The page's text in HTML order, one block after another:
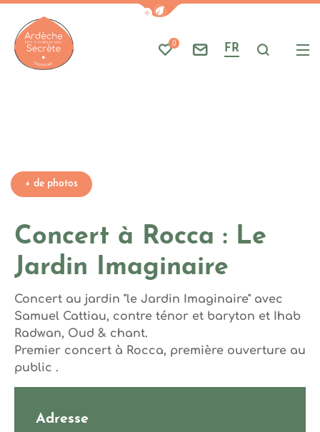
Afficher la barre de
Mes favoris
0
Nous contacter
FR Je
Concert à Rocca : Le
Jardin Imaginaire
Concert au jardin "le Jardin Imaginaire" avec
Samuel Cattiau, contre ténor et baryton et Ihab
Radwan, Oud & chant.
Premier concert à Rocca, première ouverture au
public .
Photo 1
+ de photos
Adresse